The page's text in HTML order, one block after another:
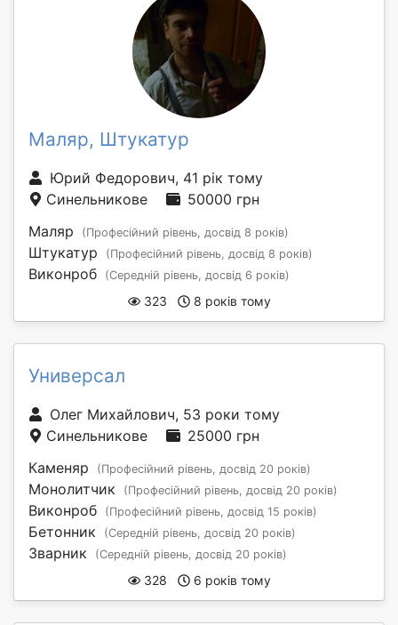
Маляр, Штукатур
Юрий Федорович, 41 рік тому
Синельникове
50000 грн
Маляр
(Професійний рівень, досвід 8 років)
Штукатур (Професійний рівень, досвід 8 років)
Виконроб (Середній рівень, досвід 6 років)
323 8 років тому
Универсал
Олег Михайлович, 53 роки тому
Синельникове
25000 грн
Каменяр
(Професійний рівень, досвід 20 років)
Монолитчик (Професійний рівень, досвід 20 років)
Виконроб (Професійний рівень, досвід 15 років)
Бетонник (Середній рівень, досвід 20 років)
Зварник (Середній рівень, досвід 20 років)
328 6 років тому